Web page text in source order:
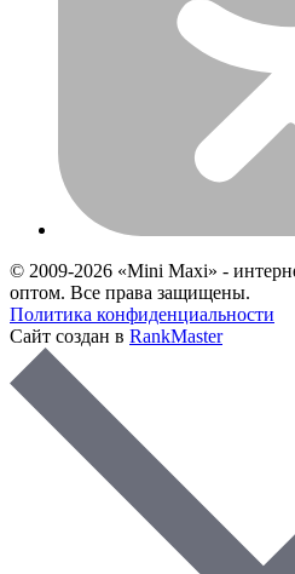
© 2009-2026 «Mini Maxi» -
оптом. Все права защищены.
Политика конфиденциальности
Сайт создан в RankMaster